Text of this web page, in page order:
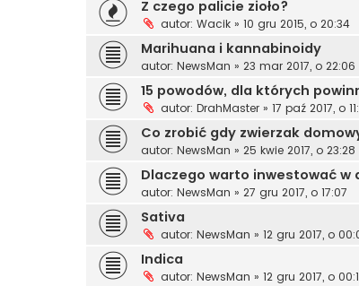
Z czego palicie zioło?
autor: Wacik » 10 gru 2015, o 20:34
Marihuana i kannabinoidy
autor: NewsMan » 23 mar 2017, o 22:06
15 powodów, dla których
autor: DrahMaster » 17 paź 2017, o
Co zrobić gdy zwierzak
autor: NewsMan » 25 kwie 2017, o 23:28
Dlaczego warto inwestować w
autor: NewsMan » 27 gru 2017, o 17:07
Sativa
autor: NewsMan » 12 gru 2017, o
Indica
autor: NewsMan » 12 gru 2017, o